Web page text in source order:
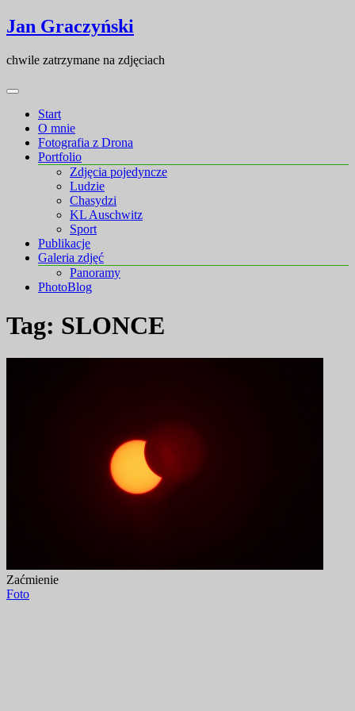
Skip
to
Skip
to
Jan Graczyński
chwile zatrzymane na zdjęciach
Start
O mnie
Fotografia z Drona
Portfolio
Zdjęcia pojedyncze
Ludzie
Chasydzi
KL Auschwitz
Sport
Publikacje
Galeria zdjęć
Panoramy
PhotoBlog
Tag: SLONCE
Zaćmienie
Foto